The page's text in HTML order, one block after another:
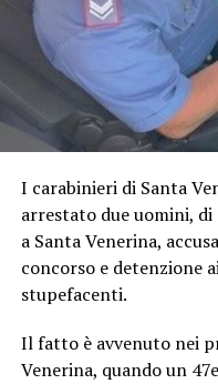
I carabinieri di Santa
arrestato due uomini,
a Santa Venerina,
concorso e detenzione
stupefacenti.
Il fatto è avvenuto nei
Venerina, quando un